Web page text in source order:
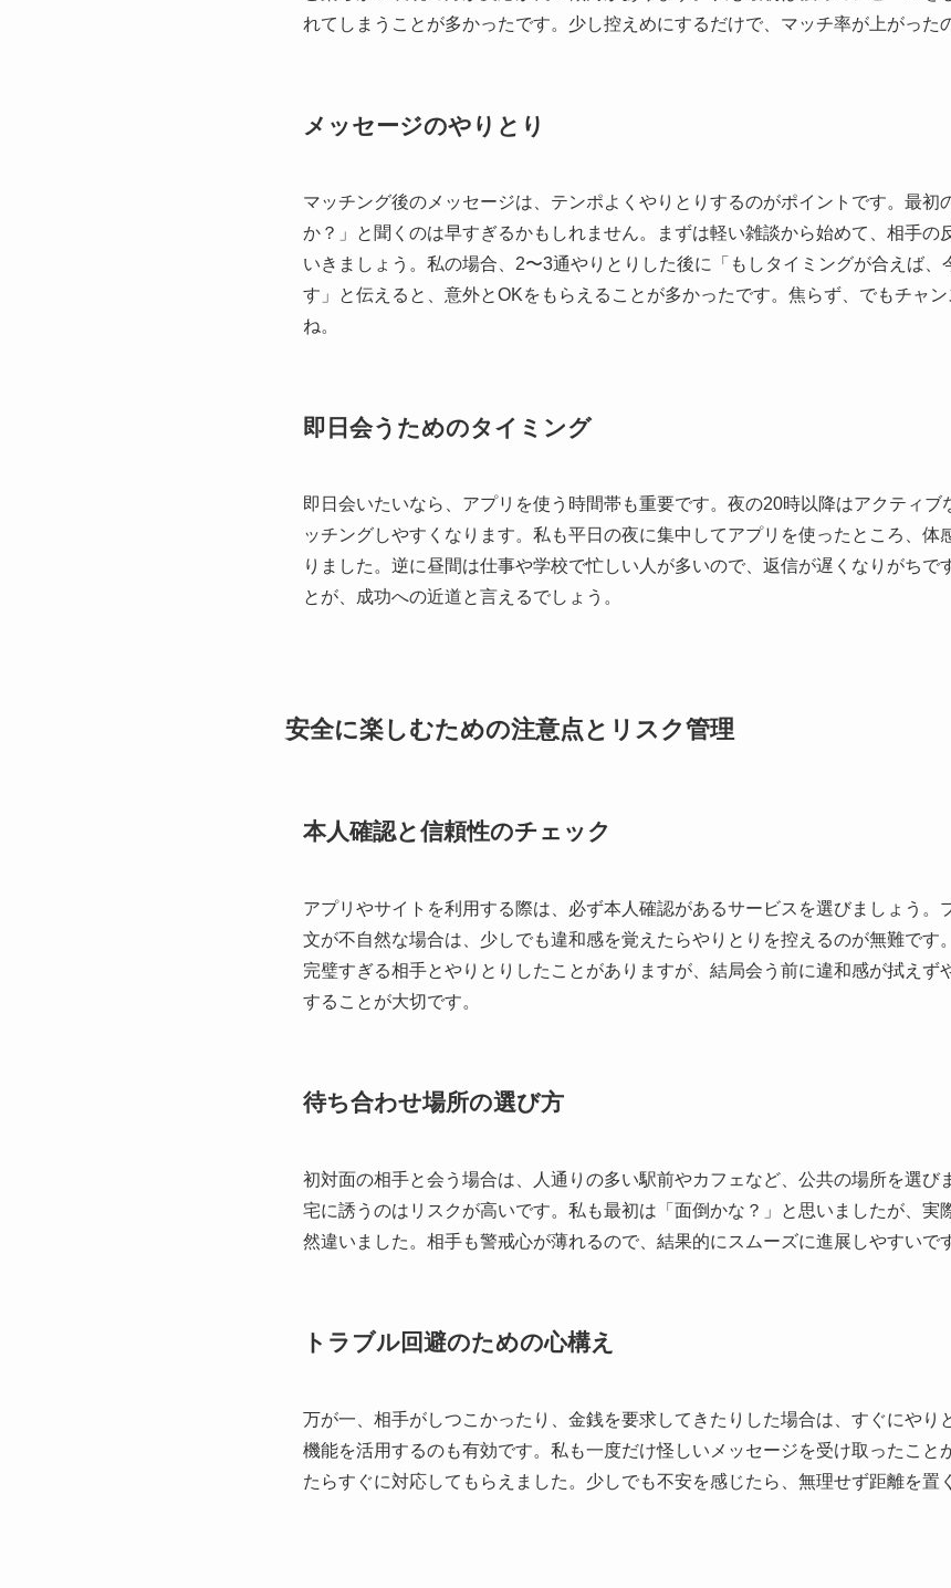
れてしまうことが多かったです。少し控えめにするだけで、マッチ率が上がった
メッセージのやりとり
マッチング後のメッセージは、テンポよくやりとりするのがポイントです。最初
か？」と聞くのは早すぎるかもしれません。まずは軽い雑談から始めて、相手の
いきましょう。私の場合、2〜3通やりとりした後に「もしタイミングが合えば、
す」と伝えると、意外とOKをもらえることが多かったです。焦らず、でもチャ
ね。
即日会うためのタイミング
即日会いたいなら、アプリを使う時間帯も重要です。夜の20時以降はアクティブ
ッチングしやすくなります。私も平日の夜に集中してアプリを使ったところ、体
りました。逆に昼間は仕事や学校で忙しい人が多いので、返信が遅くなりがちで
とが、成功への近道と言えるでしょう。
安全に楽しむための注意点とリスク管理
本人確認と信頼性のチェック
アプリやサイトを利用する際は、必ず本人確認があるサービスを選びましょう。
文が不自然な場合は、少しでも違和感を覚えたらやりとりを控えるのが無難です
完璧すぎる相手とやりとりしたことがありますが、結局会う前に違和感が拭えず
することが大切です。
待ち合わせ場所の選び方
初対面の相手と会う場合は、人通りの多い駅前やカフェなど、公共の場所を選び
宅に誘うのはリスクが高いです。私も最初は「面倒かな？」と思いましたが、実
然違いました。相手も警戒心が薄れるので、結果的にスムーズに進展しやすいで
トラブル回避のための心構え
万が一、相手がしつこかったり、金銭を要求してきたりした場合は、すぐにやり
機能を活用するのも有効です。私も一度だけ怪しいメッセージを受け取ったこと
たらすぐに対応してもらえました。少しでも不安を感じたら、無理せず距離を置